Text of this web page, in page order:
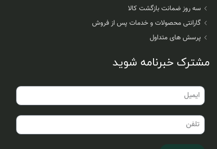
سه روز ضمانت بازگشت کالا
گارانتی محصولات و خدمات پس از فروش
پرسش های متداول
مشترک خبرنامه شوید